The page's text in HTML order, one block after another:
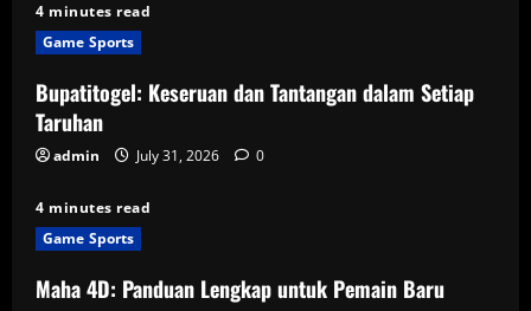
i
o
n
4 minutes read
Game Sports
Bupatitogel: Keseruan dan Tantangan dalam Setiap
Taruhan
admin July 31, 2026 0
4 minutes read
Game Sports
Maha 4D: Panduan Lengkap untuk Pemain Baru